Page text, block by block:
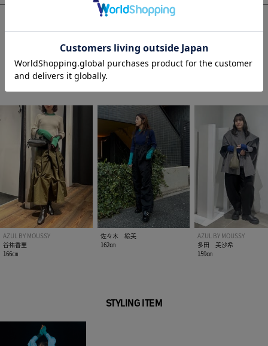
※画像の商品はサンプルです。実際の商品と仕様、加工が若干
異なる場合があります。
※画像の商品は光の照射や角度、お使いのモニター環境によ
り、実物と色味が異なる場合がございます。
※着用、お取り扱いの際は、アテンションタグをご確認くださ
い。
【PLUS】カラーブロッキングリブニット
AZUL BY MOUSSY
谷祐香里
166㎝
佐々木 絵美
162㎝
AZUL BY MOUSSY
多田 美沙希
159㎝
STYLING ITEM